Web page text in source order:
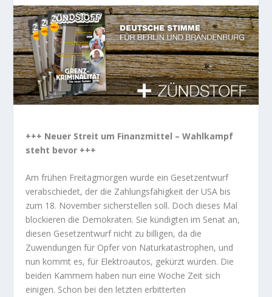
+++ Neuer Streit um Finanzmittel – Wahlkampf
steht bevor +++
Am frühen Freitagmorgen wurde ein Gesetzentwurf
verabschiedet, der die Zahlungsfähigkeit der USA bis
zum 18. November sicherstellen soll. Doch dieses Mal
blockieren die Demokraten. Sie kündigten im Senat an,
diesen Gesetzentwurf nicht zu billigen, da die
Zuwendungen für Opfer von Naturkatastrophen, und
nun kommt es, für Elektroautos, gekürzt würden. Die
beiden Kammern haben nun eine Woche Zeit sich
einigen. Schon bei den letzten erbitterten